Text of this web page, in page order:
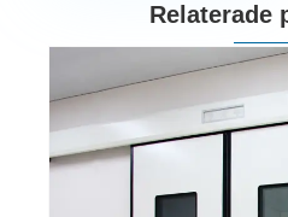
Relaterade